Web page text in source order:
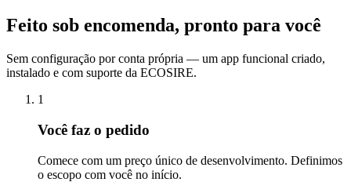
Feito sob encomenda, pronto para você
Sem configuração por conta própria — um app funcional criado,
instalado e com suporte da ECOSIRE.
1
Você faz o pedido
Comece com um preço único de desenvolvimento. Definimos
o escopo com você no início.